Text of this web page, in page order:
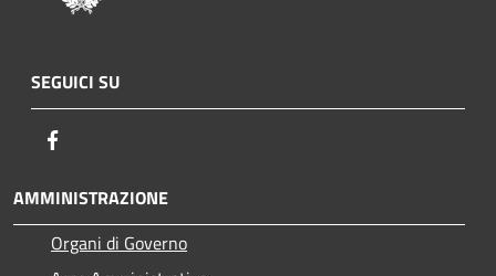
SEGUICI SU
AMMINISTRAZIONE
Organi di Governo